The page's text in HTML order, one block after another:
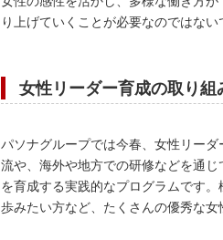
り上げていくことが必要なのではない
女性リーダー育成の取り組
パソナグループでは今春、女性リー
流や、海外や地方での研修などを通
を育成する実践的なプログラムです
歩みたい方など、たくさんの優秀な